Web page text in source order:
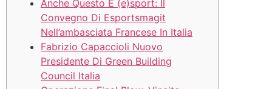
Anche Questo È (e)sport: Il
Convegno Di Esportsmagit
Nell’ambasciata Francese In Italia
Fabrizio Capaccioli Nuovo
Presidente Di Green Building
Council Italia